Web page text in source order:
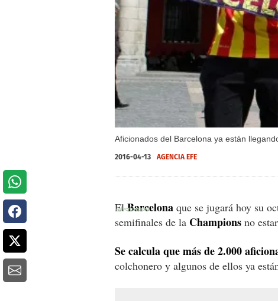
Aficionados del Barcelona ya están
2016-04-13 AGENCIA EFE
ElBarcelona que se jugará hoy su
semifinales de la Champions no
Se calcula que más de 2.000
colchonero y algunos de ellos ya